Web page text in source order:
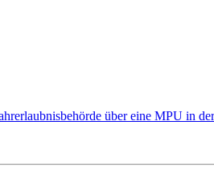
über eine MPU in